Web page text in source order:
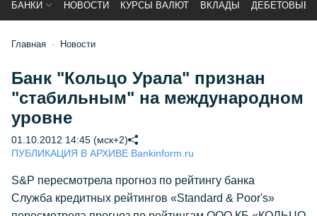
БАНКИ НОВОСТИ КУРСЫ ВАЛЮТ ВКЛАДЫ ДЕБЕТОВЫЕ
Главная Новости
Банк "Кольцо Урала" признан
"стабильным" на международном
уровне
01.10.2012 14:45 (мск+2)
ПУБЛИКАЦИЯ В АРХИВЕ Bankinform.ru
S&P пересмотрела прогноз по рейтингу банка
Служба кредитных рейтингов «Standard & Poor's»